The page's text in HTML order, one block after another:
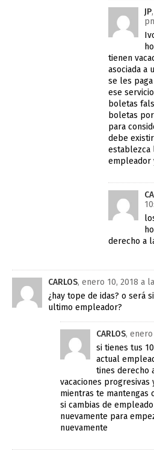
JP
tienen
asociada a
se les
ese
boletas
boletas
para
debe
establezca
empleador
derecho a
CARLOS, enero 10, 2018 a
¿hay tope de idas? o será
ultimo empleador?
CARLOS, enero
si tienes tus
actual
tines derecho
vacaciones progresivas
mientras te mantengas
si cambias de
nuevamente para
nuevamente